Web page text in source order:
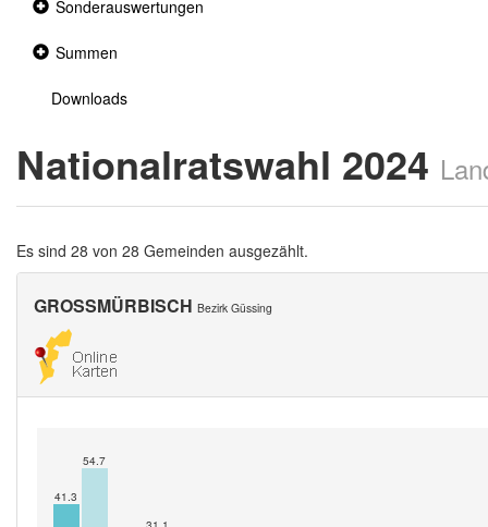
Collapsed
Sonderauswertungen
Collapsed
Summen
Downloads
Nationalratswahl 2024
Es sind 28 von 28 Gemeinden ausgezählt.
GROSSMÜRBISCH Bezirk Güssing
41.3
54.7